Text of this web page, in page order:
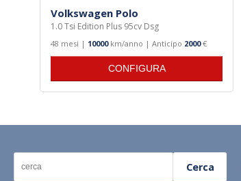
Volkswagen Polo
1.0 Tsi Edition Plus 95cv Dsg
48 mesi | 10000km/anno | Anticipo 2000€
CONFIGURA
Cerca